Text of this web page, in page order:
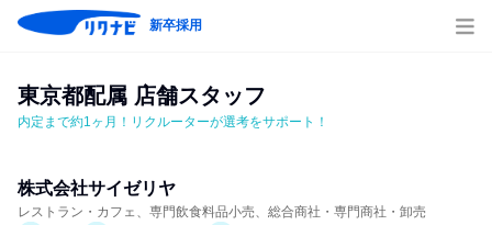
新卒採用
東京都配属 店舗スタッフ
内定まで約1ヶ月！リクルーターが選考をサポート！
株式会社サイゼリヤ
レストラン・カフェ、専門飲食料品小売、総合商社・専門商社・卸売